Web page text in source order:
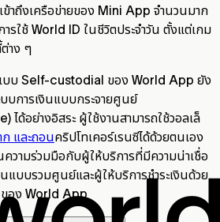
าถึงเครือข่ายของ Mini App จำนวนมาก
รใช้ World ID ในชีวิตประจำวัน ตั้งแต่เกม
าง ๆ
แบบ Self-custodial ของ World App ยัง
บบการเงินแบบกระจายศูนย์
ด้อย่างอิสระ ผู้ใช้งานสามารถใช้วอลเล็
และถอนคริปโทเคอร์เรนซีได้ด้วยตนเอง
วามร่วมมือกับผู้ให้บริการที่มีความน่าเชื่อ
แบบรวมศูนย์และผู้ให้บริการชำระเงินด้วย
ของ World App